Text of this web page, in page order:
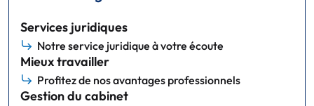
Services juridiques
Notre service juridique à votre écoute
Mieux travailler
Profitez de nos avantages professionnels
Gestion du cabinet